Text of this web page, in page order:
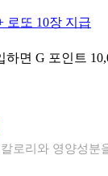
로또 10장 지급
하면 G 포인트
칼로리와 영양성분